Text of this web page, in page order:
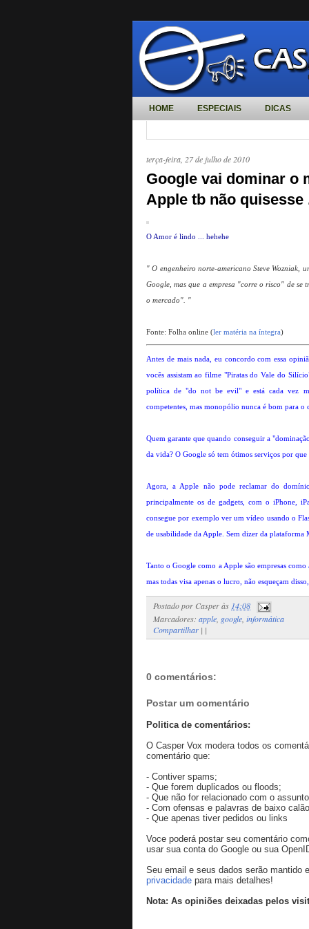
HOME ESPECIAIS DICAS
terça-feira, 27 de julho de 2010
Google vai dominar o
Apple tb não quisesse
O Amor é lindo ... hehehe
" O engenheiro norte-americano Steve Wozniak,
Google, mas que a empresa "corre o risco" de
o mercado". "
Fonte: Folha online (ler matéria na íntegra)
Antes de mais nada, eu concordo com essa
vocês assistam ao filme "Piratas do Vale do
política de "do not be evil" e está cada vez
competentes, mas monopólio nunca é bom para o
Quem garante que quando conseguir a
da vida? O Google só tem ótimos serviços por que
Agora, a Apple não pode reclamar do
principalmente os de gadgets, com o iPhone,
consegue por exemplo ver um vídeo usando o
de usabilidade da Apple. Sem dizer da plataforma
Tanto o Google como a Apple são empresas
mas todas visa apenas o lucro, não esqueçam
Postado por Casperàs 14:08
Marcadores: apple google informática
Compartilhar | |
0 comentários:
Postar um comentário
Politica de comentários:
O Casper Vox modera todos os
comentário que:
- Contiver spams;
- Que forem duplicados ou floods;
- Que não for relacionado com o
- Com ofensas e palavras de baixo
- Que apenas tiver pedidos ou links
Voce poderá postar seu comentário
usar sua conta do Google ou sua
Seu email e seus dados serão mantido
privacidade para mais detalhes!
Nota: As opiniões deixadas pelos